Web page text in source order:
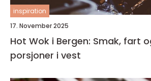
inspiration
17. November 2025
Hot Wok i Bergen: Smak, fart
porsjoner i vest